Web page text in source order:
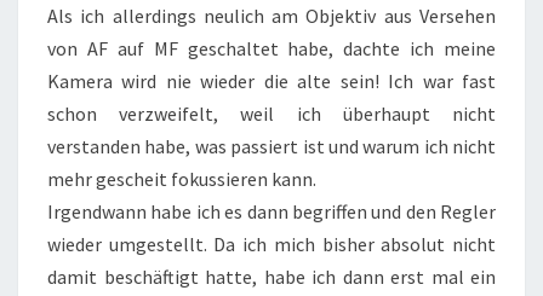
Als ich allerdings neulich am Objektiv aus Versehen
von AF auf MF geschaltet habe, dachte ich meine
Kamera wird nie wieder die alte sein! Ich war fast
schon verzweifelt, weil ich überhaupt nicht
verstanden habe, was passiert ist und warum ich nicht
mehr gescheit fokussieren kann.
Irgendwann habe ich es dann begriffen und den Regler
wieder umgestellt. Da ich mich bisher absolut nicht
damit beschäftigt hatte, habe ich dann erst mal ein